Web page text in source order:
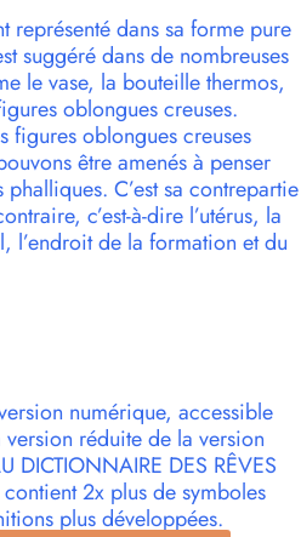
représenté dans sa forme pure
suggéré dans de nombreuses
le vase, la bouteille thermos,
oblongues creuses.
figures oblongues creuses
être amenés à penser
C’est sa contrepartie
c’est-à-dire l’utérus, la
l’endroit de la formation et du
numérique, accessible
réduite de la version
DICTIONNAIRE DES RÊVES
2x plus de symboles
plus développées.